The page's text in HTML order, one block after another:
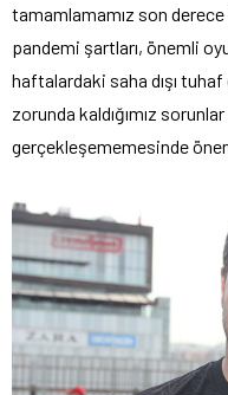
tamamlamamız son derece
pandemi şartları, önemli
haftalardaki saha dışı
zorunda kaldığımız
gerçekleşememesinde